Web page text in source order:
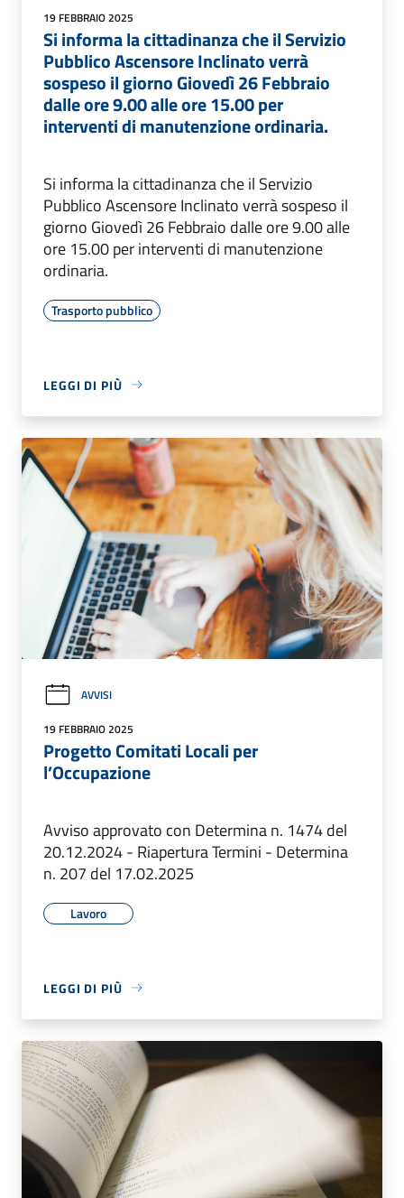
19 FEBBRAIO 2025
Si informa la cittadinanza che il Servizio
Pubblico Ascensore Inclinato verrà
sospeso il giorno Giovedì 26 Febbraio
dalle ore 9.00 alle ore 15.00 per
interventi di manutenzione ordinaria.
Si informa la cittadinanza che il Servizio
Pubblico Ascensore Inclinato verrà sospeso il
giorno Giovedì 26 Febbraio dalle ore 9.00 alle
ore 15.00 per interventi di manutenzione
ordinaria.
Trasporto pubblico
LEGGI DI PIÙ
AVVISI
19 FEBBRAIO 2025
Progetto Comitati Locali per
l’Occupazione
Avviso approvato con Determina n. 1474 del
20.12.2024 - Riapertura Termini - Determina
n. 207 del 17.02.2025
Lavoro
LEGGI DI PIÙ